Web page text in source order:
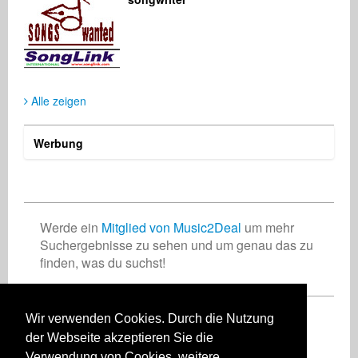
Wir verwenden Cookies. Durch die Nutzung
der Webseite akzeptieren Sie die
USA Deutschland
Deutschland Japan
Alle zeigen
Werbung
Werde ein Mitglied von Music2Deal um mehr
Suchergebnisse zu sehen und um genau das zu
finden, was du suchst!
Registriere Dich jetzt kostenlos!